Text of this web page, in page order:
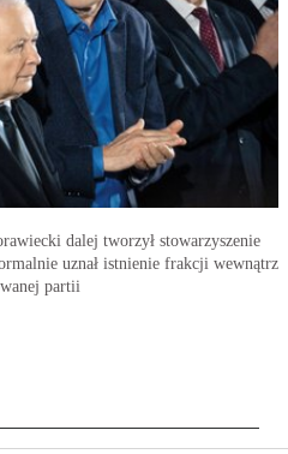
dalej tworzył stowarzyszenie
uznał istnienie frakcji wewnątrz
partii